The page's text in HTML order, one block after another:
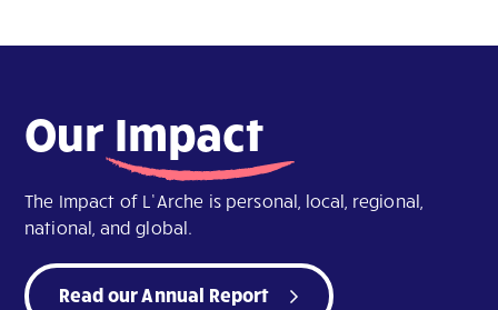
Our Impact
The Impact of L’Arche is personal, local, regional,
national, and global.
Read our Annual Report